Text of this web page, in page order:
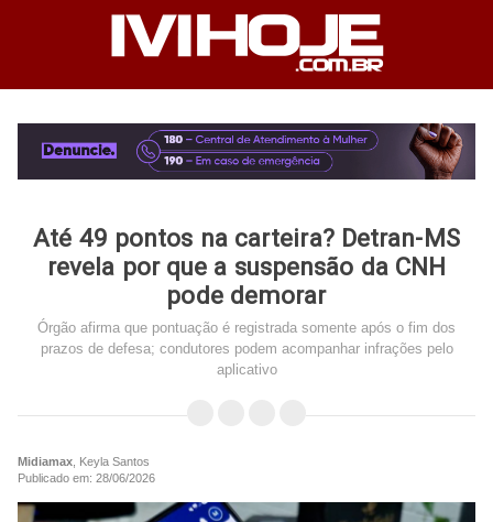
Até 49 pontos na carteira? Detran-MS
revela por que a suspensão da CNH
pode demorar
Órgão afirma que pontuação é registrada somente após o fim dos
prazos de defesa; condutores podem acompanhar infrações pelo
aplicativo
Midiamax , Keyla Santos
Publicado em: 28/06/2026